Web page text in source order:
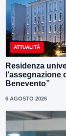
ATTUALITÀ
Residenza
Benevento”
6 AGOSTO 2026